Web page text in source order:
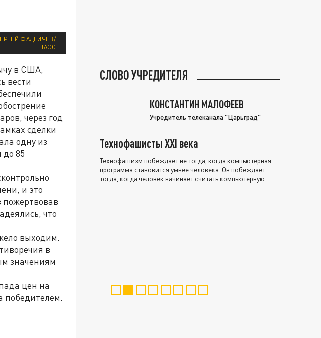
ФАДЕИЧЕВ/
ТАСС
в США,
вести
через год
сделки
одну из
85
и это
пожертвовав
что
выходим.
в
значениям
цен на
победителем.
СЛОВО УЧРЕДИТЕЛЯ
КОНСТАНТИН МАЛОФЕЕВ
Учредитель телеканала "Царьград"
Технофашисты XXI века
Технофашизм побеждает не тогда, когда компьютерная
программа становится умнее человека. Он побеждает
тогда, когда человек начинает считать компьютерную